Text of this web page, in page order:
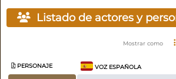
Listado de actores y
Mostrar como
PERSONAJE VOZ ESPAÑOLA